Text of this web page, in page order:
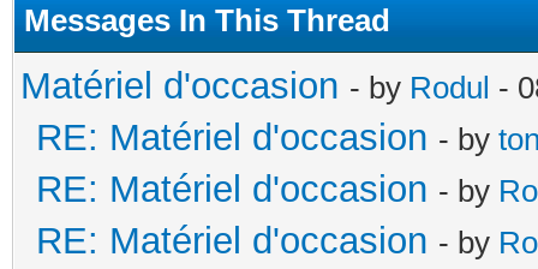
Messages In This Thread
Matériel d'occasion - by Rodul -
RE: Matériel d'occasion - by
RE: Matériel d'occasion - by
RE: Matériel d'occasion - by